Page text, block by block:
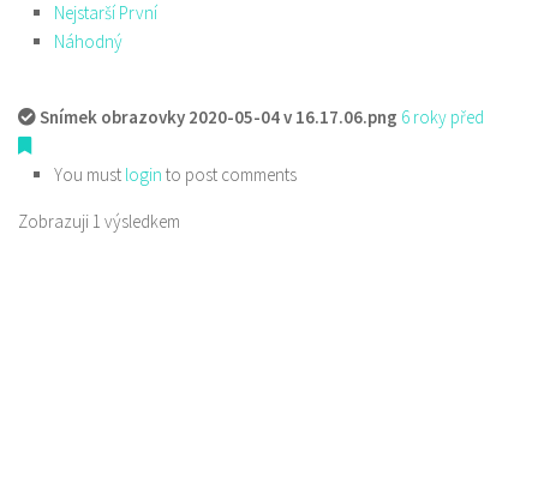
Nejstarší První
Náhodný
Snímek obrazovky 2020-05-04 v 16.17.06.png 6 roky před
You must login to post comments
Zobrazuji 1 výsledkem